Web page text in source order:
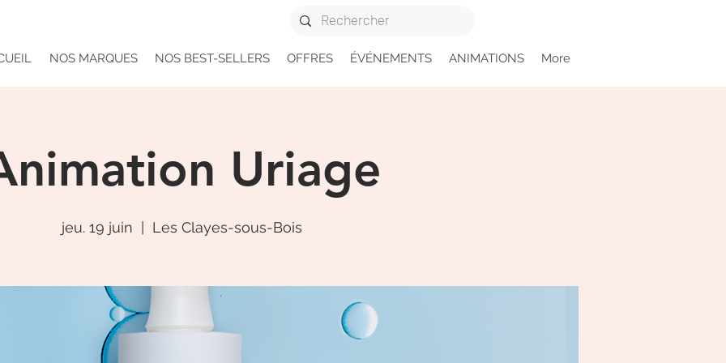
NOS MARQUES NOS BEST-SELLERS OFFRES ÉVÉNEMENTS ANIMATIONS More
Uriage
jeu. 19 juin Les Clayes-sous-Bois